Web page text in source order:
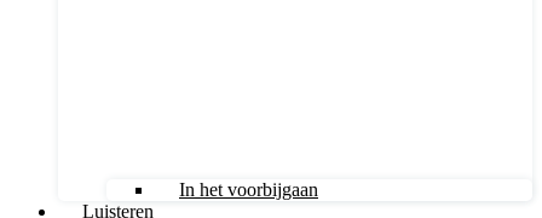
In het voorbijgaan
Luisteren